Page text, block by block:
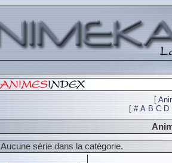
[
[ # A B C D
Aucune série dans la catégorie.